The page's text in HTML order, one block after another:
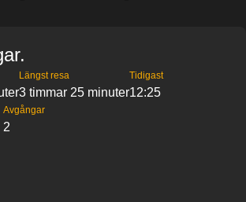
Längst resa
3 timmar 25 minuter
Tidigast
12:25
Avgångar
2